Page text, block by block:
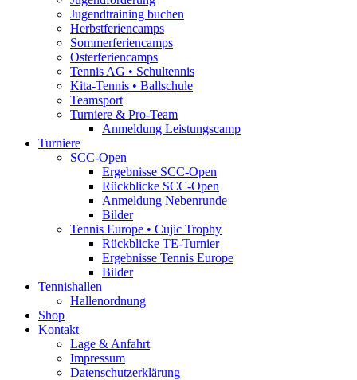
Jugendtraining buchen
Herbstferiencamps
Sommerferiencamps
Osterferiencamps
Tennis AG • Schultennis
Kita-Tennis • Ballschule
Teamsport
Turniere & Pro-Team
Anmeldung Leistungscamp
Turniere
SCC-Open
Ergebnisse SCC-Open
Rückblicke SCC-Open
Anmeldung Nebenrunde
Bilder
Tennis Europe • Cujic Trophy
Rückblicke TE-Turnier
Ergebnisse Tennis Europe
Bilder
Tennishallen
Hallenordnung
Shop
Kontakt
Lage & Anfahrt
Impressum
Datenschutzerklärung